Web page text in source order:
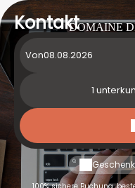
DOMAINE
Kontakt
Von
1